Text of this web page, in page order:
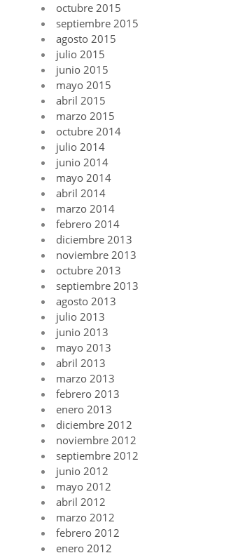
octubre 2015
septiembre 2015
agosto 2015
julio 2015
junio 2015
mayo 2015
abril 2015
marzo 2015
octubre 2014
julio 2014
junio 2014
mayo 2014
abril 2014
marzo 2014
febrero 2014
diciembre 2013
noviembre 2013
octubre 2013
septiembre 2013
agosto 2013
julio 2013
junio 2013
mayo 2013
abril 2013
marzo 2013
febrero 2013
enero 2013
diciembre 2012
noviembre 2012
septiembre 2012
junio 2012
mayo 2012
abril 2012
marzo 2012
febrero 2012
enero 2012